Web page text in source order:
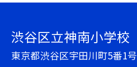
渋谷区立神南小学校
東京都渋谷区宇田川町5番1号